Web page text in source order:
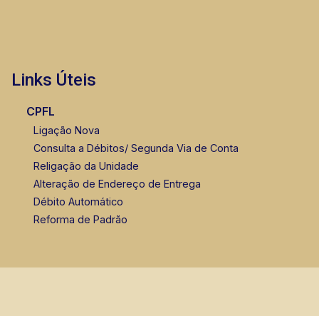
Links Úteis
CPFL
Ligação Nova
Consulta a Débitos/ Segunda Via de Conta
Religação da Unidade
Alteração de Endereço de Entrega
Débito Automático
Reforma de Padrão